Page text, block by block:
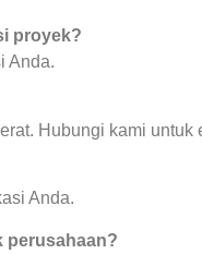
proyek?
Anda.
Hubungi kami untuk
Anda.
perusahaan?